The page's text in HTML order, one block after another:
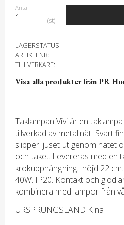
Antal
st
LAGERSTATUS
ARTIKELNR
TILLVERKARE
Visa alla produkter från PR
Taklampan Vivi är en
tillverkad av metallnät. Svart
slipper ljuset ut genom nätet
och taket. Levereras med en
krokupphängning. höjd 22
40W. IP20. Kontakt och
kombinera med lampor från
URSPRUNGSLAND Kina